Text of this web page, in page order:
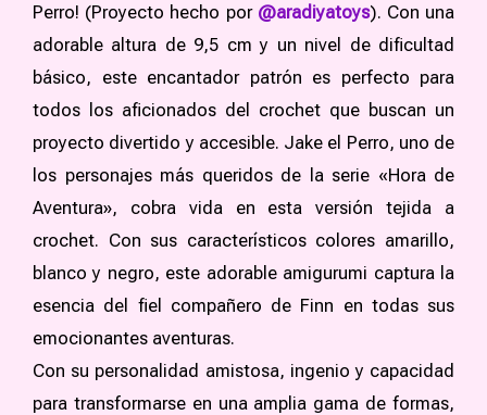
Perro! (Proyecto hecho por @aradiyatoys). Con una
adorable altura de 9,5 cm y un nivel de dificultad
básico, este encantador patrón es perfecto para
todos los aficionados del crochet que buscan un
proyecto divertido y accesible. Jake el Perro, uno de
los personajes más queridos de la serie «Hora de
Aventura», cobra vida en esta versión tejida a
crochet. Con sus característicos colores amarillo,
blanco y negro, este adorable amigurumi captura la
esencia del fiel compañero de Finn en todas sus
emocionantes aventuras.
Con su personalidad amistosa, ingenio y capacidad
para transformarse en una amplia gama de formas,